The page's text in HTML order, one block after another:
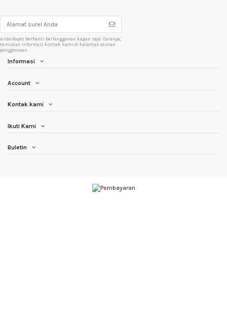
Anda dapat berhenti berlangganan kapan saja. Caranya,
temukan informasi kontak kami di halaman aturan
penggunaan.
Informasi
Account
Kontak kami
Ikuti Kami
Buletin